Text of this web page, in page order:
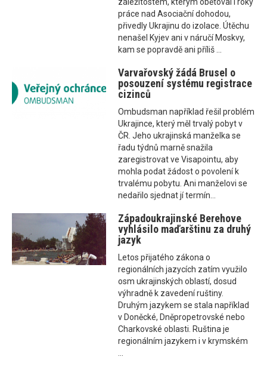
záležitostem, kterým obětoval i roky
práce nad Asociační dohodou,
přivedly Ukrajinu do izolace. Útěchu
nenašel Kyjev ani v náručí Moskvy,
kam se popravdě ani příliš ...
Varvařovský žádá Brusel o
posouzení systému registrace
cizinců
Ombudsman například řešil problém
Ukrajince, který měl trvalý pobyt v
ČR. Jeho ukrajinská manželka se
řadu týdnů marně snažila
zaregistrovat ve Visapointu, aby
mohla podat žádost o povolení k
trvalému pobytu. Ani manželovi se
nedařilo sjednat jí termín...
Západoukrajinské Berehove
vyhlásilo maďarštinu za druhý
jazyk
Letos přijatého zákona o
regionálních jazycích zatím využilo
osm ukrajinských oblastí, dosud
výhradně k zavedení ruštiny.
Druhým jazykem se stala například
v Doněcké, Dněpropetrovské nebo
Charkovské oblasti. Ruština je
regionálním jazykem i v krymském
...